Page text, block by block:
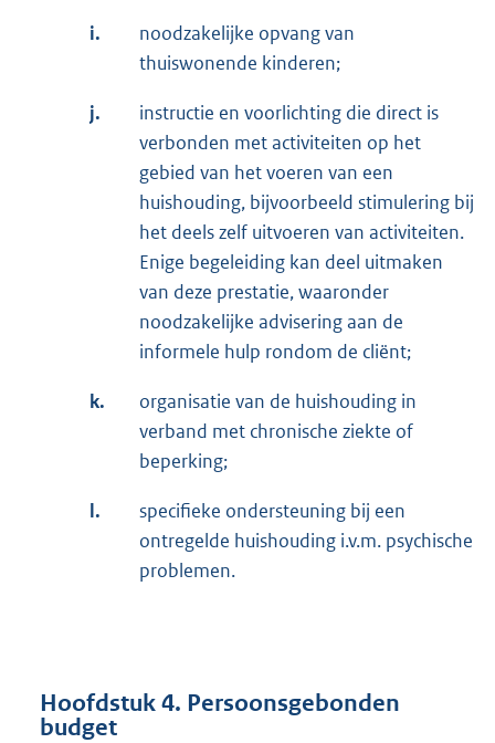
i.
noodzakelijke opvang van
thuiswonende kinderen;
j.
instructie en voorlichting die direct is
verbonden met activiteiten op het
gebied van het voeren van een
huishouding, bijvoorbeeld stimulering bij
het deels zelf uitvoeren van activiteiten.
Enige begeleiding kan deel uitmaken
van deze prestatie, waaronder
noodzakelijke advisering aan de
informele hulp rondom de cliënt;
k.
organisatie van de huishouding in
verband met chronische ziekte of
beperking;
l.
specifieke ondersteuning bij een
ontregelde huishouding i.v.m. psychische
problemen.
Hoofdstuk 4. Persoonsgebonden
budget